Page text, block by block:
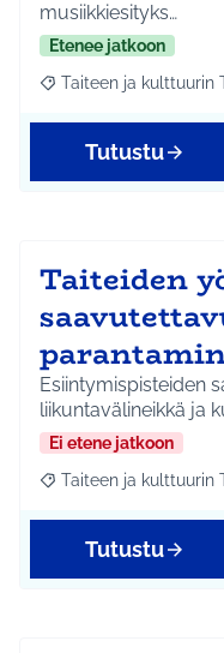
musiikkiesityks…
Etenee jatkoon
Rajaa tulokset
Taiteen ja kulttuurin
Tutustu
Taiteiden
Esiintymispisteiden
liikuntavälineikkä ja
Ei etene jatkoon
Rajaa tulokset
Taiteen ja kulttuurin
Tutustu